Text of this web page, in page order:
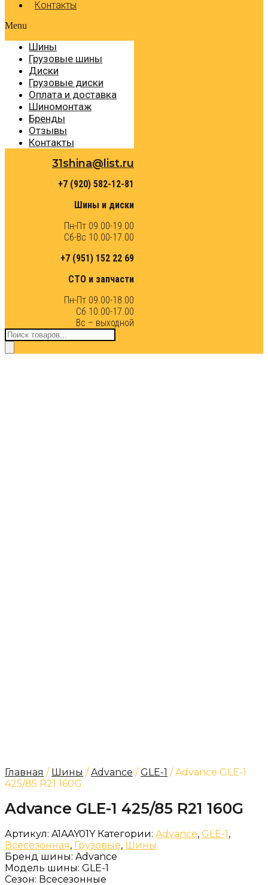
Контакты
Menu
Шины
Грузовые шины
Диски
Грузовые диски
Оплата и доставка
Шиномонтаж
Бренды
Отзывы
Контакты
31shina@list.ru
+7 (920) 582-12-81
Шины и диски
Пн-Пт 09.00-19.00
Сб-Вс 10.00-17.00
+7 (951) 152 22 69
СТО и запчасти
Пн-Пт 09.00-18.00
Сб 10.00-17.00
Вс – выходной
Поиск
товаров
Главная / Шины /Advance /GLE-1 / Advance GLE-1
425/85 R21 160G
Advance GLE-1 425/85 R21 160G
Артикул: A1AAY01Y Категории: Advance, GLE-1,
Всесезонная, Грузовые, Шины
Бренд шины: Advance
Модель шины: GLE-1
Сезон: Всесезонные